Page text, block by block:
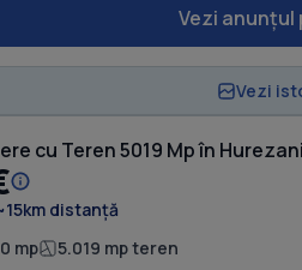
Vezi anunțul
Vezi
cu Teren 5019 Mp în Hurezani
distanță
mp 5.019 mp teren